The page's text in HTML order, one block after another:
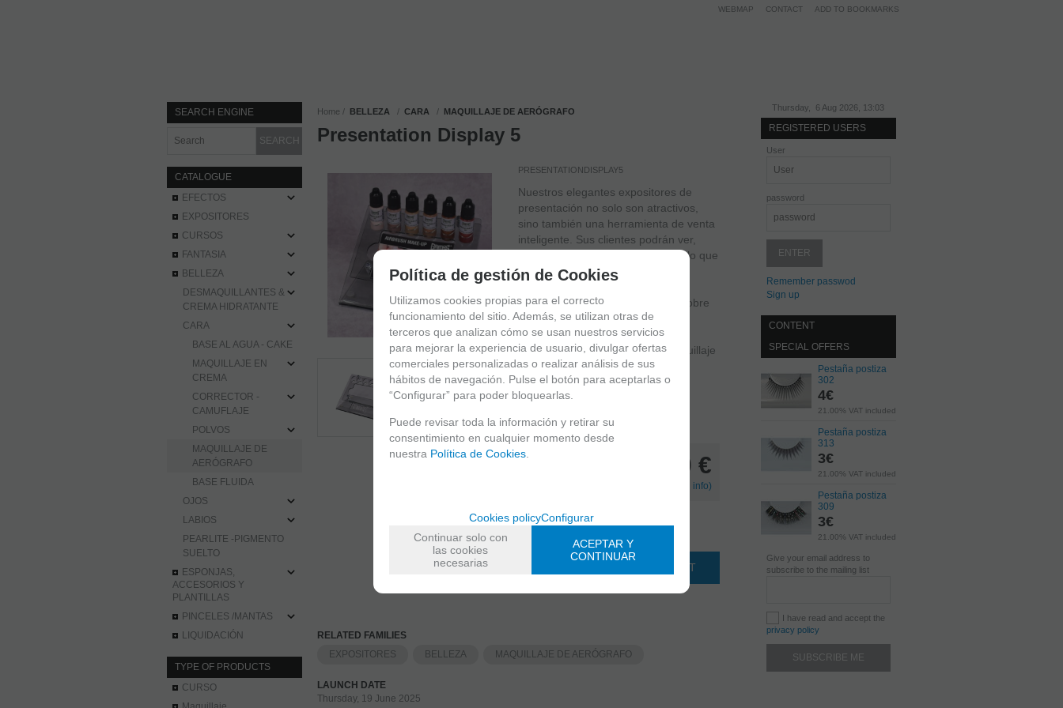
WEBMAP CONTACT ADD TO BOOKMARKS
SEARCH ENGINE
CATALOGUE
EFECTOS
EXPOSITORES
CURSOS
FANTASIA
BELLEZA
DESMAQUILLANTES &
CREMA HIDRATANTE
CARA
BASE AL AGUA - CAKE
MAQUILLAJE EN
CREMA
CORRECTOR -
CAMUFLAJE
POLVOS
MAQUILLAJE DE
AERÓGRAFO
BASE FLUIDA
OJOS
LABIOS
PEARLITE -PIGMENTO
SUELTO
ESPONJAS,
ACCESORIOS Y
PLANTILLAS
PINCELES /MANTAS
LIQUIDACIÓN
TYPE OF PRODUCTS
CURSO
Home BELLEZA CARA MAQUILLAJE DE AERÓGRAFO
Presentation Display 5
PRESENTATIONDISPLAY5
Nuestros elegantes expositores de
presentación no solo son atractivos,
sino también una herramienta de venta
inteligente. Sus clientes podrán ver,
sentir, elegir y probar los colores, lo que
les brindará mayor confianza y
entregarles los folletos incluidos sobre
el producto.
Este expositor se utiliza para maquillaje
al aerógrafo
Bajo pedido
IN STOCK
10 €
Shipping info)
-
unidades
+
ADD TO SHOPPINGCART
RELATED FAMILIES
EXPOSITORES
BELLEZA MAQUILLAJE DE AERÓGRAFO
LAUNCH DATE
Thursday, 19 June 2025
Thursday, 6 Aug 2026, 13:03
REGISTERED USERS
User
password
Remember passwod
Sign up
CONTENT
SPECIAL OFFERS
Pestaña postiza
302
4€
21.00% VAT included
Pestaña postiza
313
3€
21.00% VAT included
Pestaña postiza
309
3€
21.00% VAT included
Give your email address to
subscribe to the mailing list
I have read and accept the
privacy policy
Política de gestión de Cookies
Utilizamos cookies propias para el correcto
funcionamiento del sitio. Además, se utilizan otras de
terceros que analizan cómo se usan nuestros servicios
para mejorar la experiencia de usuario, divulgar ofertas
comerciales personalizadas o realizar análisis de sus
hábitos de navegación. Pulse el botón para aceptarlas o
“Configurar” para poder bloquearlas.
Puede revisar toda la información y retirar su
consentimiento en cualquier momento desde
nuestra Política de Cookies
Cookies policyConfigurar
Continuar solo con
las cookies
necesarias
ACEPTAR Y
CONTINUAR